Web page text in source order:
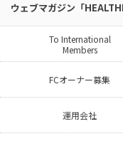
ウェブマガジン「
To International
Members
FCオーナー募集
運用会社